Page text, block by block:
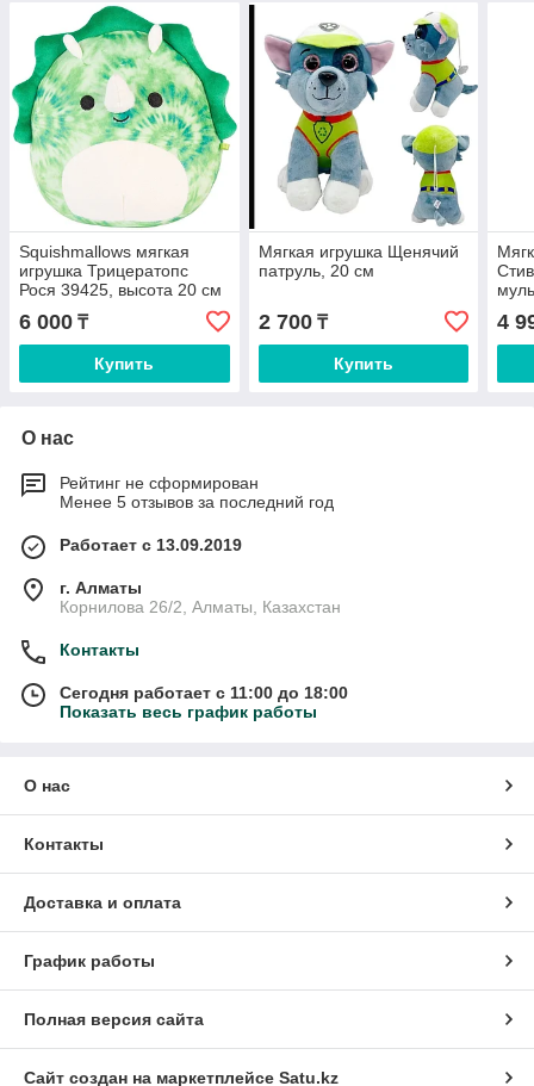
Squishmallows мягкая
игрушка Трицератопс
Рося 39425, высота 20 см
6 000 ₸
Купить
Мягкая игрушка Щенячий
патруль, 20 см
2 700₸
Купить
4
О нас
Рейтинг не сформирован
Менее 5 отзывов за последний год
Работает с 13.09.2019
г. Алматы
Корнилова 26/2, Алматы, Казахстан
Контакты
Сегодня работает с 11:00 до 18:00
Показать весь график работы
О нас
Контакты
Доставка и оплата
График работы
Полная версия сайта
Сайт создан на маркетплейсе Satu.kz